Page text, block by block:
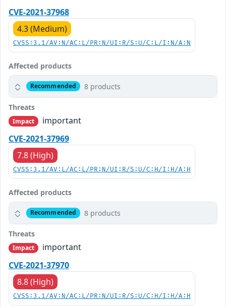
CVE-2021-37968
4.3 (Medium)
CVSS:3.1/AV:N/AC:L/PR:N/UI:R/S:U/C:L/I:N/A:N
Affected products
Recommended 8 products
Threats
Impact
important
CVE-2021-37969
7.8 (High)
CVSS:3.1/AV:L/AC:L/PR:N/UI:R/S:U/C:H/I:H/A:H
Affected products
Recommended 8 products
Threats
Impact
important
CVE-2021-37970
8.8 (High)
CVSS:3.1/AV:N/AC:L/PR:N/UI:R/S:U/C:H/I:H/A:H